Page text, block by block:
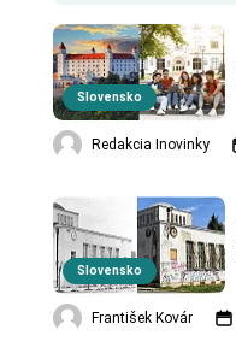
Slovensko
Redakcia Inovinky
Slovensko
František Kovár